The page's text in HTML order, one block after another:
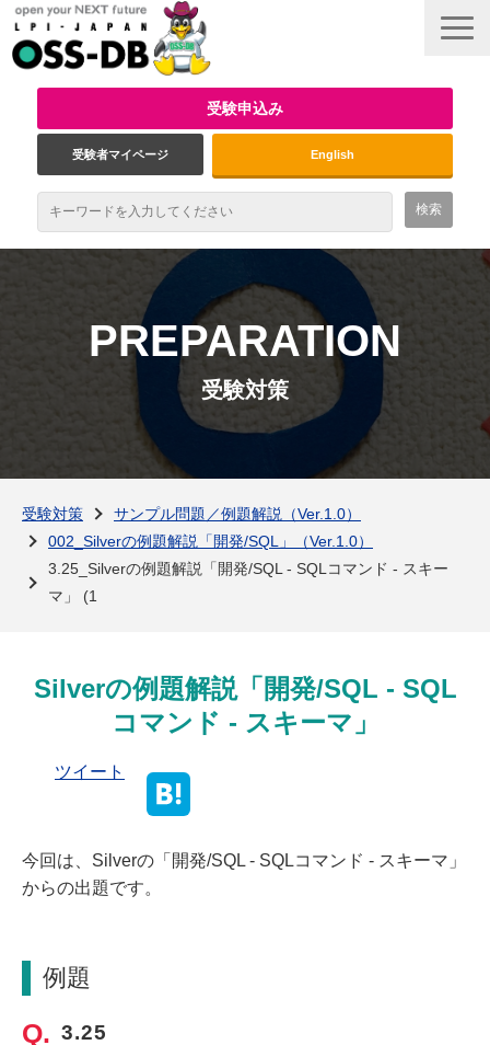
受験申込み
受験者マイページ English
試験概要
資格取得のメリット
受験対策
PREPARATION
受験対策
受験対策
サンプル問題／例題解説（Ver.1.0）
002_Silverの例題解説「開発/SQL」（Ver.1.0）
3.25_Silverの例題解説「開発/SQL - SQLコマンド - スキー
マ」 (1
Silverの例題解説「開発/SQL - SQL
コマンド - スキーマ」
ツイート
今回は、Silverの「開発/SQL - SQLコマンド - スキーマ」
からの出題です。
例題
3.25